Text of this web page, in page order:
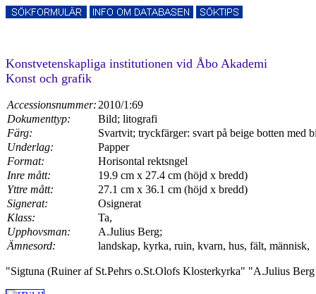
Konstvetenskapliga institutionen vid Åbo Akademi
Konst och grafik
Accessionsnummer: 2010/1:69
Dokumenttyp:
Bild; litografi
Färg:
Svartvit; tryckfärger: svart på beige botten med
Underlag:
Papper
Format:
Horisontal rektsngel
Inre mått:
19.9 cm x 27.4 cm (höjd x bredd)
Yttre mått:
27.1 cm x 36.1 cm (höjd x bredd)
Signerat:
Osignerat
Klass:
Ta,
Upphovsman:
A.Julius Berg;
Ämnesord:
landskap, kyrka, ruin, kvarn, hus, fält, människ,
"Sigtuna (Ruiner af St.Pehrs o.St.Olofs Klosterkyrka" "A.Julius